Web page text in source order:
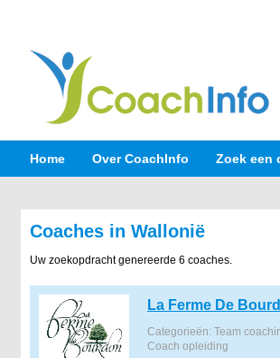
Home Over CoachInfo Zoek een
Coaches in Wallonië
Uw zoekopdracht genereerde 6 coaches.
La Ferme De
Categorieën: Team
Coach opleiding